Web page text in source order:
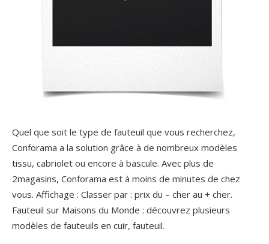
Quel que soit le type de fauteuil que vous recherchez,
Conforama a la solution grâce à de nombreux modèles
tissu, cabriolet ou encore à bascule. Avec plus de
2magasins, Conforama est à moins de minutes de chez
vous. Affichage : Classer par : prix du – cher au + cher.
Fauteuil sur Maisons du Monde : découvrez plusieurs
modèles de fauteuils en cuir, fauteuil.